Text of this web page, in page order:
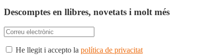
Descomptes en llibres, novetats i molt més
He llegit i accepto la política de privacitat